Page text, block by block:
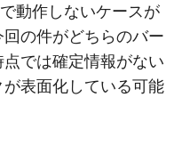
動作しないケースが
の件がどちらのバー
では確定情報がない
表面化している可能